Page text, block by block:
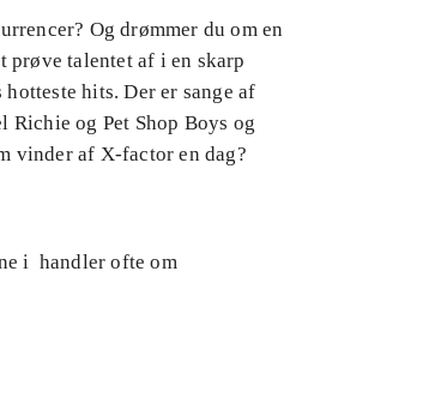
Og drømmer du om en
prøve talentet af i en skarp
hits. Der er sange af
Richie og Pet Shop Boys og
vinder af X-factor en dag?
i handler ofte om